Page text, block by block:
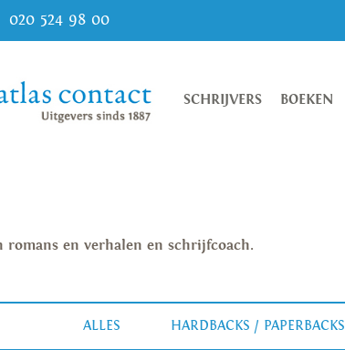
020 524 98 00
SCHRIJVERS BOEKEN
romans en verhalen en schrijfcoach.
ALLES HARDBACKS / PAPERBACKS